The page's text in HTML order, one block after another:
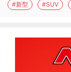
#新型 #SUV